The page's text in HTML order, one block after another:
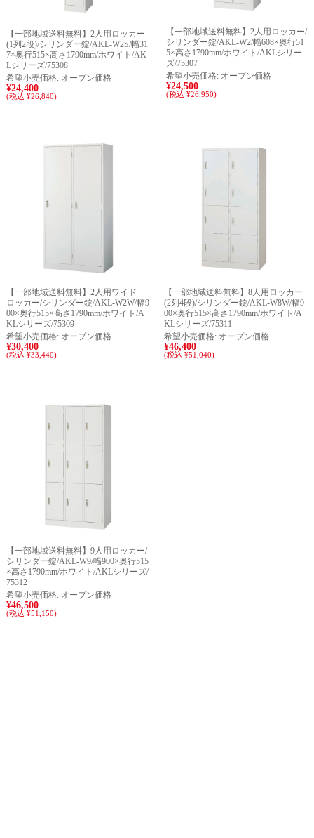
【一部地域送料無料】2人用ロッカー
(1列2段)/シリンダー錠/AKL-W2S/幅31
7×奥行515×高さ1790mm/ホワイト/AK
Lシリーズ/75308
希望小売価格: オープン価格
¥24,400
(税込 ¥26,840)
【一部地域送料無料】2人用ロッカー/
シリンダー錠/AKL-W2/幅608×奥行51
5×高さ1790mm/ホワイト/AKLシリー
ズ/75307
希望小売価格: オープン価格
¥24,500
(税込 ¥26,950)
【一部地域送料無料】2人用ワイド
ロッカー/シリンダー錠/AKL-W2W/幅9
00×奥行515×高さ1790mm/ホワイト/A
KLシリーズ/75309
希望小売価格: オープン価格
¥30,400
(税込 ¥33,440)
【一部地域送料無料】8人用ロッカー
(2列4段)/シリンダー錠/AKL-W8W/幅9
00×奥行515×高さ1790mm/ホワイト/A
KLシリーズ/75311
希望小売価格: オープン価格
¥46,400
(税込 ¥51,040)
【一部地域送料無料】9人用ロッカー/
シリンダー錠/AKL-W9/幅900×奥行515
×高さ1790mm/ホワイト/AKLシリーズ/
75312
希望小売価格: オープン価格
¥46,500
(税込 ¥51,150)